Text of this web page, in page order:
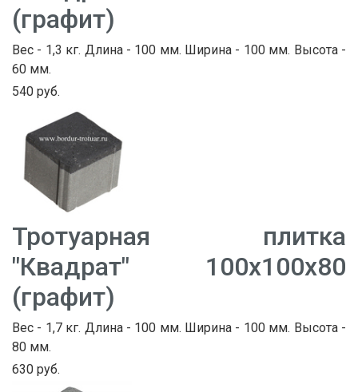
(графит)
Вес - 1,3 кг. Длина - 100 мм. Ширина - 100 мм. Высота -
60 мм.
540 руб.
Тротуарная плитка
"Квадрат" 100х100х80
(графит)
Вес - 1,7 кг. Длина - 100 мм. Ширина - 100 мм. Высота -
80 мм.
630 руб.